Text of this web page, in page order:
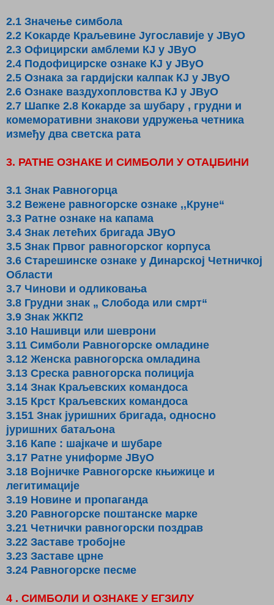
2.1 Значење симбола
2.2 Kокарде Краљевине Југославије у ЈВуО
2.3 Официрски амблеми КЈ у ЈВуО
2.4 Подофицирске ознаке КЈ у ЈВуО
2.5 Ознака за гардијски калпак КЈ у ЈВуО
2.6 Ознаке ваздухопловства КЈ у ЈВуО
2.7 Шапке 2.8 Кокарде за шубару , грудни и
комеморативни знакови удружења четника
између два светска рата
3. РАТНЕ ОЗНАКЕ И СИМБОЛИ У ОТАЏБИНИ
3.1 Знак Равногорца
3.2 Вежене равногорске ознаке ,,Круне“
3.3 Ратне ознаке на капама
3.4 Знак летећих бригада ЈВуО
3.5 Знак Првог равногорског корпуса
3.6 Старешинске ознаке у Динарској Четничкој
Области
3.7 Чинови и одликовања
3.8 Грудни знак „ Слобода или смрт“
3.9 Знак ЖКП2
3.10 Нашивци или шеврони
3.11 Симболи Равногорске омладине
3.12 Женска равногорска омладина
3.13 Среска равногорска полиција
3.14 Знак Краљевских командоса
3.15 Крст Краљевских командоса
3.151 Знак јуришних бригада, односно
јуришних батаљона
3.16 Капе : шајкаче и шубаре
3.17 Ратне униформе ЈВуО
3.18 Војничке Равногорске књижице и
легитимације
3.19 Новине и пропаганда
3.20 Равногорске поштанске марке
3.21 Четнички равногорски поздрав
3.22 Заставе тробојне
3.23 Заставе црне
3.24 Равногорске песме
4 . СИМБОЛИ И ОЗНАКЕ У ЕГЗИЛУ